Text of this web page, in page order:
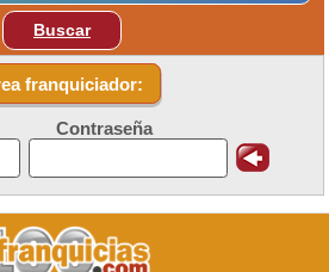
Buscar
franquiciador:
Contraseña